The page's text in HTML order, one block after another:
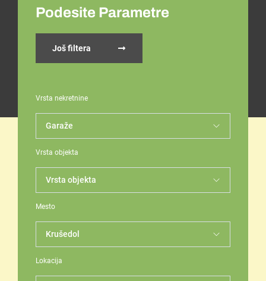
Podesite Parametre
Još filtera
Vrsta nekretnine
Vrsta objekta
Mesto
Lokacija